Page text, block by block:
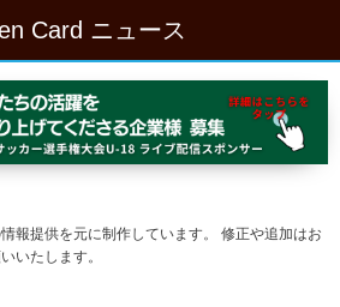
Card ニュース
報提供を元に制作しています。 修正や追加はお
いたします。